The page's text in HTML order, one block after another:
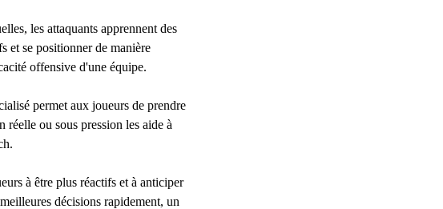
les attaquants apprennent des
et se positionner de manière
offensive d'une équipe.
permet aux joueurs de prendre
réelle ou sous pression les aide à
à être plus réactifs et à anticiper
décisions rapidement, un